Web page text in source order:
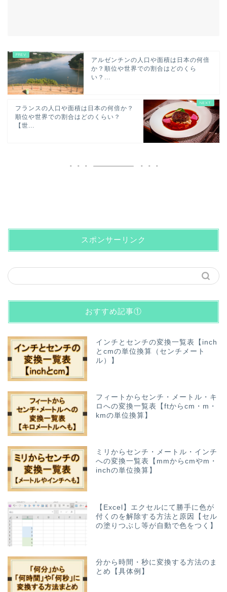
アルゼンチンの人口や面積は日本の何倍
か？順位や世界での割合はどのくら
い？...
フランスの人口や面積は日本の何倍か？
順位や世界での割合はどのくらい？
【世...
スポンサーリンク
おすすめ記事①
インチとセンチの変換一覧表【inch
とcmの単位換算（センチメート
ル）】
フィートからセンチ・メートル・キ
ロへの変換一覧表【ftからcm・m・
kmの単位換算】
ミリからセンチ・メートル・インチ
への変換一覧表【mmからcmやm・
inchの単位換算】
【Excel】エクセルにて勝手に色が
付くのを解除する方法と原因【セル
の塗りつぶし等が自動で色をつく】
分から時間・秒に変換する方法のま
とめ【具体例】